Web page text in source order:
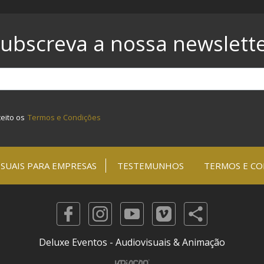
a nossa
os Termos e Condições
PARA EMPRESAS TESTEMUNHOS TERMOS E
Deluxe Eventos - Audiovisuais & Animação